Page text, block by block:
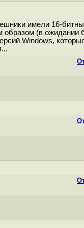
имели 16-
образом (в
Windows,